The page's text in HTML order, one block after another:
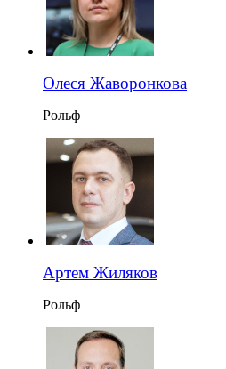
Олеся Жаворонкова
Рольф
Артем Жиляков
Рольф